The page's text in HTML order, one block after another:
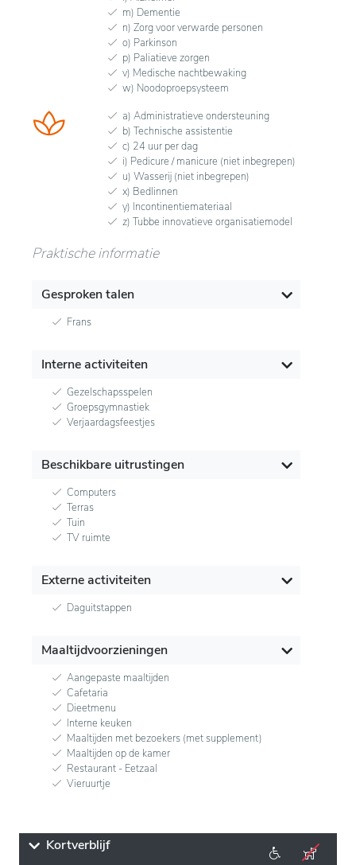
m) Dementie
n) Zorg voor verwarde personen
o) Parkinson
p) Paliatieve zorgen
v) Medische nachtbewaking
w) Noodoproepsysteem
a) Administratieve ondersteuning
b) Technische assistentie
c) 24 uur per dag
i) Pedicure / manicure (niet inbegrepen)
u) Wasserij (niet inbegrepen)
x) Bedlinnen
y) Incontinentiemateriaal
z) Tubbe innovatieve organisatiemodel
Praktische informatie
Gesproken talen
Frans
Interne activiteiten
Gezelschapsspelen
Groepsgymnastiek
Verjaardagsfeestjes
Beschikbare uitrustingen
Computers
Terras
Tuin
TV ruimte
Externe activiteiten
Daguitstappen
Maaltijdvoorzieningen
Aangepaste maaltijden
Cafetaria
Dieetmenu
Interne keuken
Maaltijden met bezoekers (met supplement)
Maaltijden op de kamer
Restaurant - Eetzaal
Vieruurtje
Kortverblijf